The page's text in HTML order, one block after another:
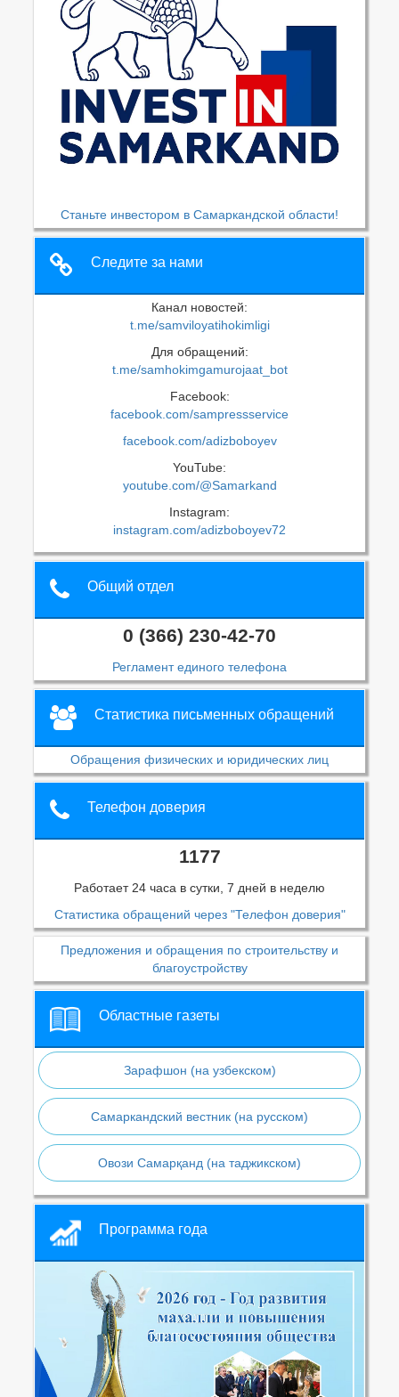
Станьте инвестором в Самаркандской области!
Следите за нами
Канал новостей:
t.me/samviloyatihokimligi
Для обращений:
t.me/samhokimgamurojaat_bot
Facebook:
facebook.com/sampressservice
facebook.com/adizboboyev
YouTube:
youtube.com/@Samarkand
Instagram:
instagram.com/adizboboyev72
Общий отдел
0 (366) 230-42-70
Регламент единого телефона
Статистика письменных обращений
Обращения физических и юридических лиц
Телефон доверия
1177
Работает 24 часа в сутки, 7 дней в неделю
Статистика обращений через "Телефон доверия"
Предложения и обращения по строительству и
благоустройству
Областные газеты
Зарафшон (на узбекском)
Самаркандский вестник (на русском)
Овози Самарқанд (на таджикском)
Программа года